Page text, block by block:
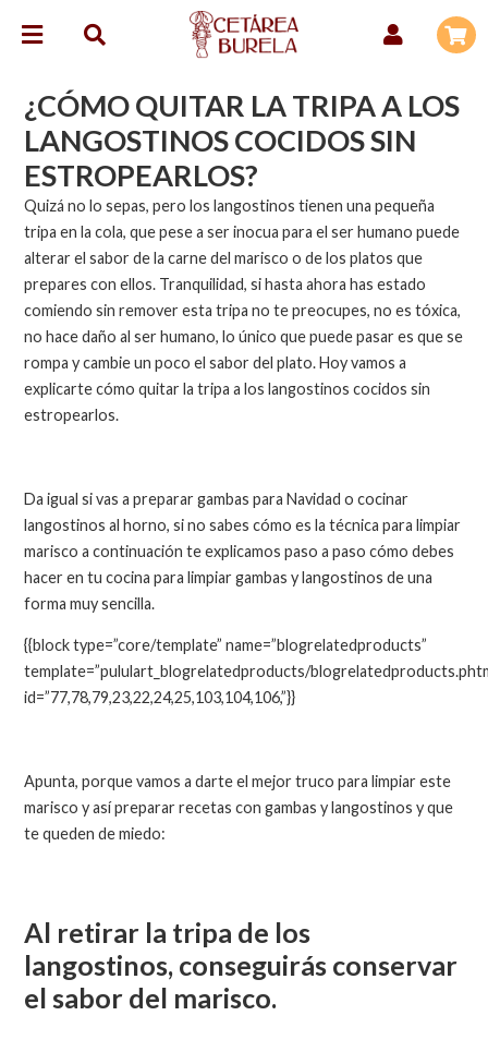
¿CÓMO QUITAR LA TRIPA A LOS
LANGOSTINOS COCIDOS SIN
ESTROPEARLOS?
Quizá no lo sepas, pero los langostinos tienen una pequeña
tripa en la cola, que pese a ser inocua para el ser humano puede
alterar el sabor de la carne del marisco o de los platos que
prepares con ellos. Tranquilidad, si hasta ahora has estado
comiendo sin remover esta tripa no te preocupes, no es tóxica,
no hace daño al ser humano, lo único que puede pasar es que se
rompa y cambie un poco el sabor del plato. Hoy vamos a
explicarte cómo quitar la tripa a los langostinos cocidos sin
estropearlos.
Da igual si vas a preparar gambas para Navidad o cocinar
langostinos al horno, si no sabes cómo es la técnica para limpiar
marisco a continuación te explicamos paso a paso cómo debes
hacer en tu cocina para limpiar gambas y langostinos de una
forma muy sencilla.
{{block type=”core/template” name=”blogrelatedproducts”
template=”pululart_blogrelatedproducts/
id=”77,78,79,23,22,24,25,103,104,106,”}}
Apunta, porque vamos a darte el mejor truco para limpiar este
marisco y así preparar recetas con gambas y langostinos y que
te queden de miedo:
Al retirar la tripa de los
langostinos, conseguirás conservar
el sabor del marisco.